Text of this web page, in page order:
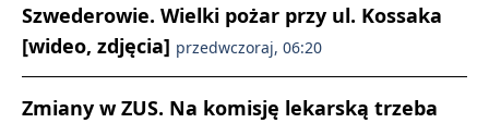
Szwederowie. Wielki pożar przy ul. Kossaka
[wideo, zdjęcia] przedwczoraj, 06:20
Zmiany w ZUS. Na komisję lekarską trzeba